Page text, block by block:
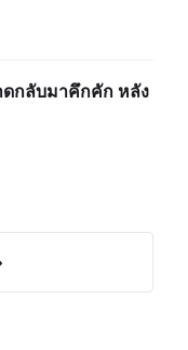
ดกลับมาคึกคัก หลัง